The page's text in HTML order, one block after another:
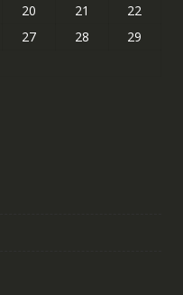
20 21
22
27 28
29